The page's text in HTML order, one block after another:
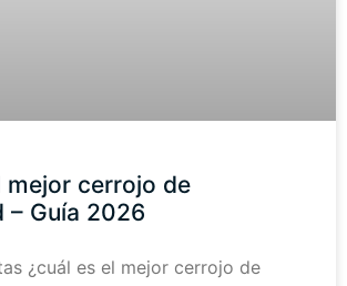
mejor cerrojo de
– Guía 2026
¿cuál es el mejor cerrojo de